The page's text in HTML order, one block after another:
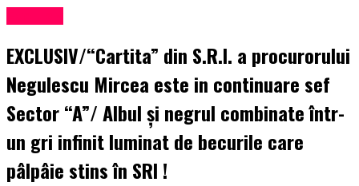
EXCLUSIV/“Cartita” din S.R.I. a procurorului
Negulescu Mircea este in continuare sef
Sector “A”/ Albul şi negrul combinate într-
un gri infinit luminat de becurile care
pâlpâie stins în SRI !